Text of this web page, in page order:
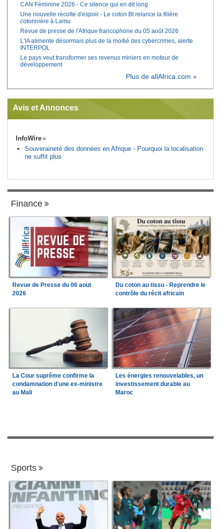
CAN Féminine 2026 - Ce silence qui en dit long
Une nouvelle récolte d'espoir - Le coton Bt relance la filière
cotonnière à Lamu
Revue de presse de l'Afrique francophone du 05 août 2026
L'IA alimente désormais plus de la moitié des cybercrimes, alerte
INTERPOL
Le pays veut transformer ses revenus miniers en moteur de
développement
Plus de allAfrica.com »
Avis et Annonces
InfoWire
Souveraineté des données en Afrique - Pourquoi la localisation
ne suffit plus
Finance
Revue de Presse du 06 aout
2026
Du coton au tissu - Reprendre le
contrôle du récit africain
La Cour suprême confirme la
condamnation d'une ex-ministre
au Mali
Les énergies renouvelables, un
investissement durable au
Maroc
Sports